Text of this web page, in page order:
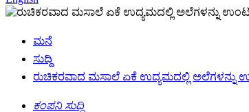
ಮನೆ
ಸುದ್ದಿ
ರುಚಿಕರವಾದ ಮಸಾಲೆ ಏಕೆ ಉದ್ಯಮದಲ್ಲಿ ಅಲೆಗಳನ್ನು
ಕಂಪನಿ ಸುದ್ದಿ